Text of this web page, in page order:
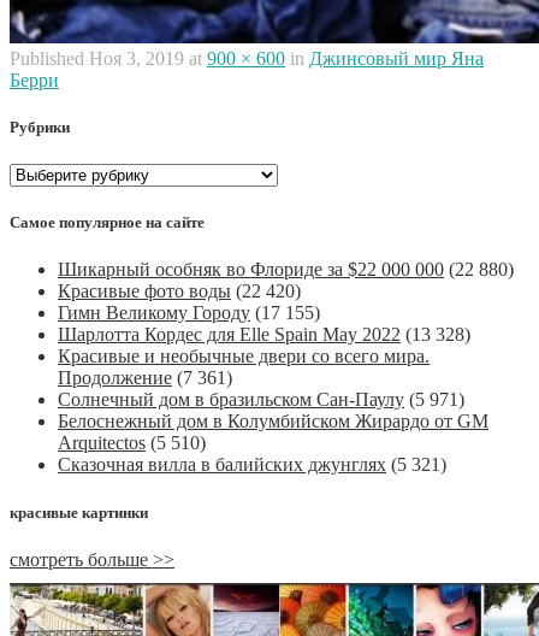
Published Ноя 3, 2019 at 900 × 600 in Джинсовый мир Яна
Берри
Рубрики
Рубрики
Самое популярное на сайте
Шикарный особняк во Флориде за $22 000 000 (22 880)
Красивые фото воды (22 420)
Гимн Великому Городу (17 155)
Шарлотта Кордес для Elle Spain May 2022 (13 328)
Красивые и необычные двери со всего мира.
Продолжение (7 361)
Солнечный дом в бразильском Сан-Паулу (5 971)
Белоснежный дом в Колумбийском Жирардо от GM
Arquitectos (5 510)
Сказочная вилла в балийских джунглях (5 321)
красивые картинки
смотреть больше >>